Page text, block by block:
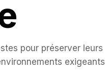
pour préserver leurs